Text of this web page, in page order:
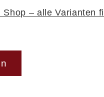
– alle Varianten